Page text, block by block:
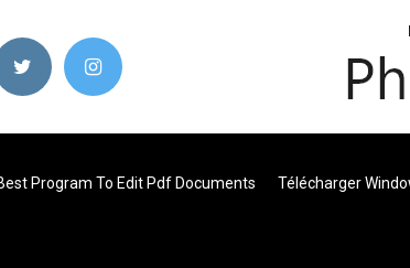
Program To Edit Pdf Documents Télécharger